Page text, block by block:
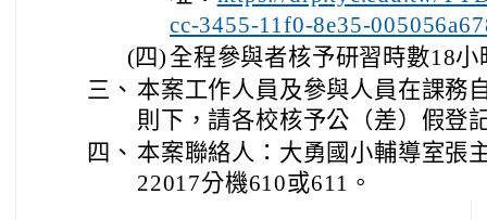
cc-3455-11f0-8e35-
(四) 全程參與者核予研習時數18小
三、 本案工作人員及參與人員在課務
則下，請各校核予公（差）假登
四、 本案聯絡人：大勇國小輔導室張
22017分機610或611。